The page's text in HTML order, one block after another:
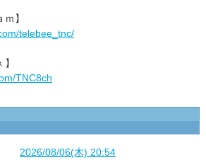
】
telebee_tnc/
TNC8ch
2026/08/06(木) 20:54